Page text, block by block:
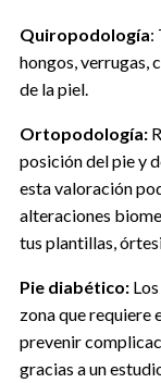
Quiropodología:
hongos, verrugas,
de la piel.
Ortopodología:
posición del pie y
esta valoración
alteraciones
tus plantillas,
Pie diabético:
zona que requiere
prevenir
gracias a un